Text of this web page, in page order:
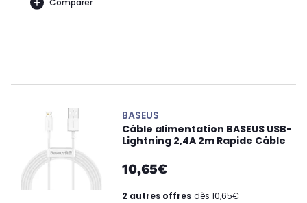
BASEUS
Câble alimentation BASEUS USB-
Lightning 2,4A 2m Rapide Câble
10,65€
2 autres offres dès 10,65€